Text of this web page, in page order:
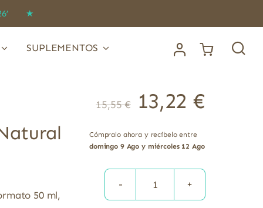
★
SUPLEMENTOS
50 ml,
15,55€ 13,22 €
Cómpralo ahora y recíbelo entre
domingo 9 Ago y miércoles 12 Ago
Extracto